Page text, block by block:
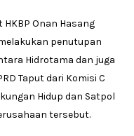
Onan Hasang
penutupan
Hidrotama dan juga
Taput dari Komisi C
Hidup dan Satpol
tersebut.